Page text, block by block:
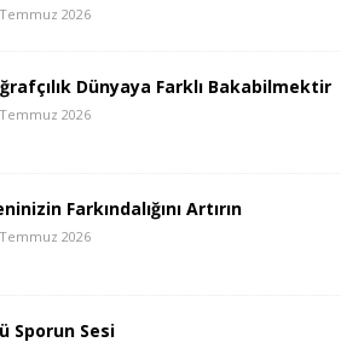
2026
Dünyaya Farklı Bakabilmektir
2026
Farkındalığını Artırın
2026
Sporun Sesi